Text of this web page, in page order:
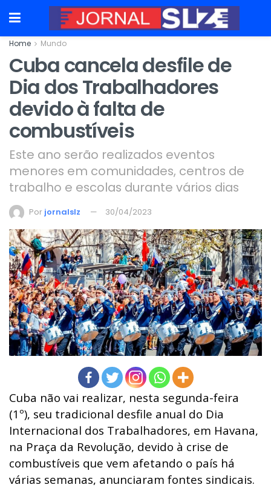
Home Mundo
Cuba cancela desfile de
Dia dos Trabalhadores
devido à falta de
combustíveis
Este ano serão realizados eventos
menores em comunidades, centros de
trabalho e escolas durante vários dias
Por jornalslz 30/04/2023
Cuba não vai realizar, nesta segunda-feira
(1º), seu tradicional desfile anual do Dia
Internacional dos Trabalhadores, em Havana,
na Praça da Revolução, devido à crise de
combustíveis que vem afetando o país há
várias semanas, anunciaram fontes sindicais.